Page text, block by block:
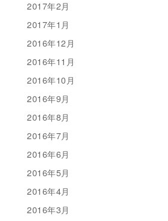
2017年2月
2017年1月
2016年12月
2016年11月
2016年10月
2016年9月
2016年8月
2016年7月
2016年6月
2016年5月
2016年4月
2016年3月